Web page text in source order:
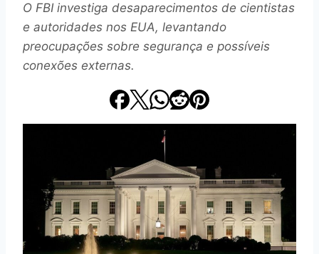
O FBI investiga desaparecimentos de cientistas
e autoridades nos EUA, levantando
preocupações sobre segurança e possíveis
conexões externas.